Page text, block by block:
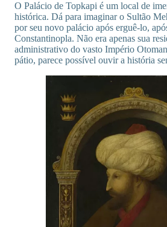
O Palácio de Topkapi é um local de
histórica. Dá para imaginar o Sultão
por seu novo palácio após erguê-lo,
Constantinopla. Não era apenas sua
administrativo do vasto Império
pátio, parece possível ouvir a história